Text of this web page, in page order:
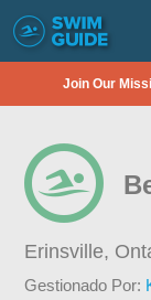
Join Our
Erinsville,
Gestionado Por: